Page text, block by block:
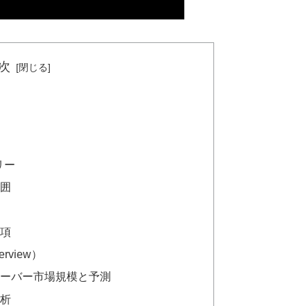
ー
）
バー市場規模と予測